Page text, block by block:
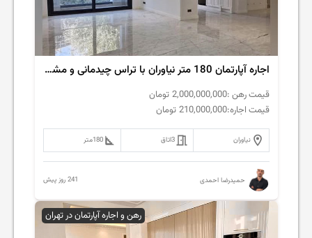
اجاره آپارتمان 180 متر نیاوران با تراس چیدمانی و مشاعات کامل
قیمت رهن :2,000,000,000 تومان
قیمت اجاره:210,000,000 تومان
نیاوران 3اتاق 180متر
حمیدرضا احمدی 241 روز پیش
رهن و اجاره آپارتمان در تهران